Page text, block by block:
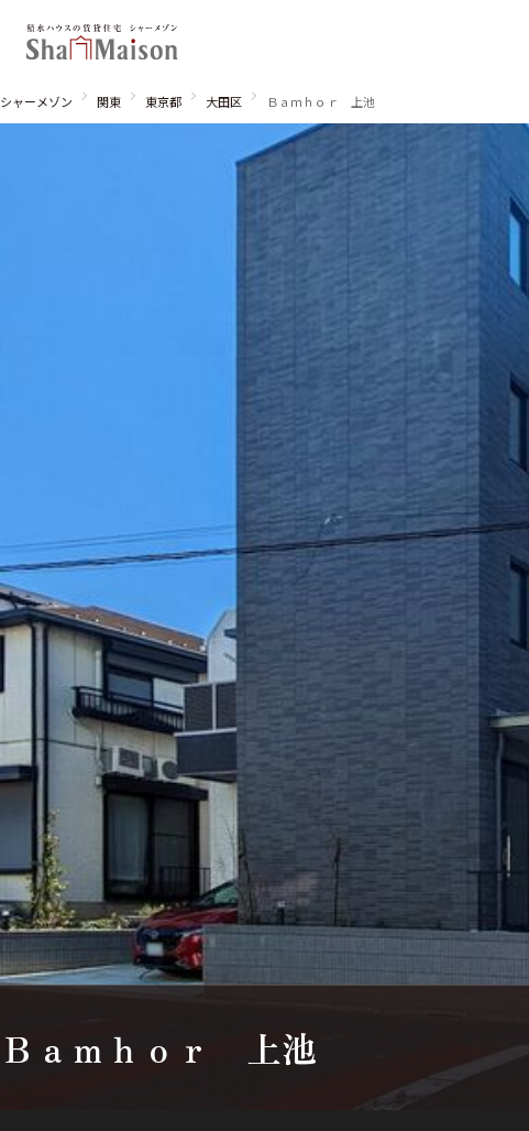
東北
中国・四国 九州
シャーメゾンとは シャーメゾンセレクション ル
ShaMaison STYLE
シャーメゾン 関東 東京都 大田区 Ｂａｍｈｏｒ 上池
Ｂａｍｈｏｒ 上池